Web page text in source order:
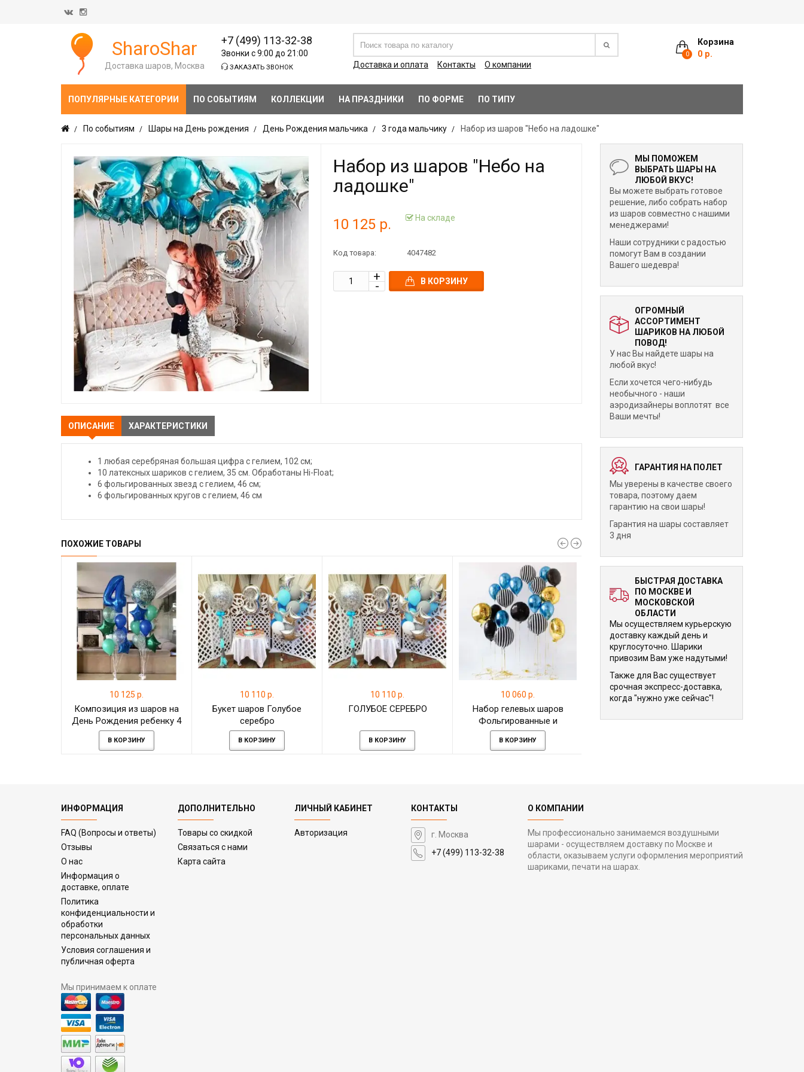
Корзина
0 0 р.
SharoShar
Доставка шаров, Москва
+7 (499) 113-32-38
Звонки с 9:00 до 21:00
ЗАКАЗАТЬ ЗВОНОК Доставка и оплата Контакты О компании
ПОПУЛЯРНЫЕ КАТЕГОРИИ ПО СОБЫТИЯМ КОЛЛЕКЦИИ НА ПРАЗДНИКИ ПО ФОРМЕ ПО ТИПУ
По событиям Шары на День рождения День Рождения мальчика 3 года мальчику Набор из шаров "Небо на ладошке"
Набор из шаров "Небо на
ладошке"
10 125 р. На складе
Код товара: 4047482
В КОРЗИНУ
ОПИСАНИЕ ХАРАКТЕРИСТИКИ
1 любая серебряная большая цифра с гелием, 102 см;
10 латексных шариков с гелием, 35 см. Обработаны Hi-Float;
6 фольгированных звезд с гелием, 46 см;
6 фольгированных кругов с гелием, 46 см
ПОХОЖИЕ ТОВАРЫ
10 125 р.
Композиция из шаров на
День Рождения ребенку 4
года на день рождения
В КОРЗИНУ
10 110 р.
Букет шаров Голубое
серебро
В КОРЗИНУ
10 110 р.
ГОЛУБОЕ СЕРЕБРО
В КОРЗИНУ
10 060 р.
Набор гелевых шаров
Фольгированные и
латексные шары
"Космическое настроение"
В КОРЗИНУ
10 040 р.
звездных конфетти"
мечта с
МЫ ПОМОЖЕМ
ВЫБРАТЬ ШАРЫ НА
ЛЮБОЙ ВКУС!
Вы можете выбрать готовое
решение, либо собрать набор
из шаров совместно с нашими
менеджерами!
Наши сотрудники с радостью
помогут Вам в создании
Вашего шедевра!
ОГРОМНЫЙ
АССОРТИМЕНТ
ШАРИКОВ НА ЛЮБОЙ
ПОВОД!
У нас Вы найдете шары на
любой вкус!
Если хочется чего-нибудь
необычного - наши
аэродизайнеры воплотят все
Ваши мечты!
ГАРАНТИЯ НА ПОЛЕТ
Мы уверены в качестве своего
товара, поэтому даем
гарантию на свои шары!
Гарантия на шары составляет
3 дня
БЫСТРАЯ ДОСТАВКА
ПО МОСКВЕ И
МОСКОВСКОЙ
ОБЛАСТИ
Мы осуществляем курьерскую
доставку каждый день и
круглосуточно. Шарики
привозим Вам уже надутыми!
Также для Вас существует
срочная экспресс-доставка,
когда "нужно уже сейчас"!
ИНФОРМАЦИЯ
FAQ (Вопросы и ответы)
Отзывы
О нас
Информация о
доставке, оплате
Политика
конфиденциальности и
обработки
персональных данных
Условия соглашения и
публичная оферта
Мы принимаем к оплате
ДОПОЛНИТЕЛЬНО
Товары со скидкой
Связаться с нами
Карта сайта
ЛИЧНЫЙ КАБИНЕТ
Авторизация
КОНТАКТЫ
г. Москва
+7 (499) 113-32-38
О КОМПАНИИ
Мы профессионально занимаемся воздушными
шарами - осуществляем доставку по Москве и
области, оказываем услуги оформления мероприятий
шариками, печати на шарах.